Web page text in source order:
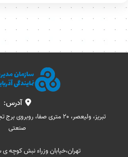
آدرس:
تبریز، ولیعصر، 20 متری صفا،
صنعتی
تهران،خیابان وزراء نبش کوچه ی